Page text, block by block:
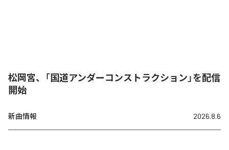
松岡宮、「国道アンダーコンストラクション」を配信
開始
新曲情報 2026.8.6